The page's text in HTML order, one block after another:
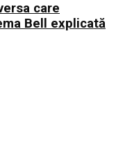
care
Bell explicată